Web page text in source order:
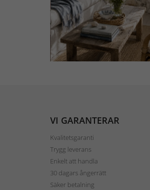
VI GARANTERAR
Kvalitetsgaranti
Trygg leverans
Enkelt att handla
30 dagars ångerrätt
Säker betalning